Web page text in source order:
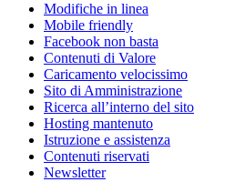
Modifiche in linea
Mobile friendly
Facebook non basta
Contenuti di Valore
Caricamento velocissimo
Sito di Amministrazione
Ricerca all’interno del sito
Hosting mantenuto
Istruzione e assistenza
Contenuti riservati
Newsletter